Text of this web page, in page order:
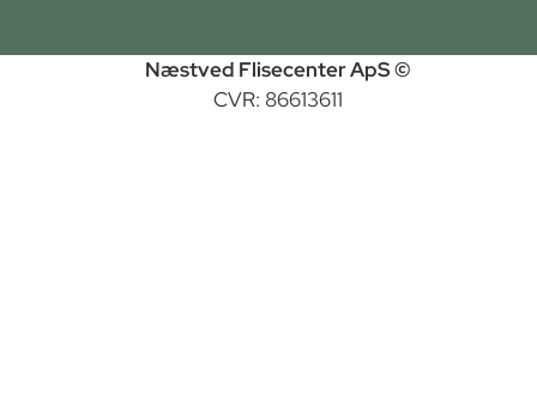
Næstved Flisecenter ApS ©
CVR: 86613611